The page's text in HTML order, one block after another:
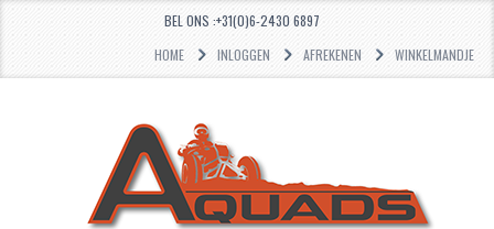
BEL ONS :+31(0)6-2430 6897
HOME
INLOGGEN AFREKENEN WINKELMANDJE